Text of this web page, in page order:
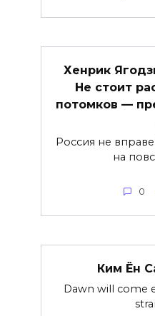
Хенрик
Не стоит
потомков —
Россия не
на
0
Ким Ён
Dawn will come